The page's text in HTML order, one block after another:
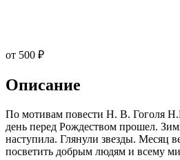
от 500 ₽
Описание
По мотивам повести Н. В. Гоголя
день перед Рождеством прошел.
наступила. Глянули звезды. Месяц
посветить добрым людям и всему